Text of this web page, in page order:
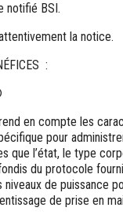
notifié BSI.
la notice.
:
en compte les
pour
que l’état, le type
du protocole
de puissance
de prise en